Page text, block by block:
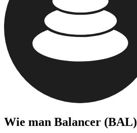
Wie man Balancer (BAL)